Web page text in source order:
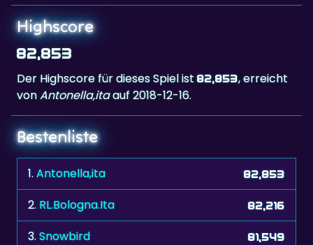
Highscore
82,853
Der Highscore für dieses Spiel ist82,853, erreicht
vonAntonella,itaauf 2018-12-16.
Bestenliste
1.Antonella,ita 82,853
2. RL.Bologna.Ita 82,216
3.Snowbird 81,549